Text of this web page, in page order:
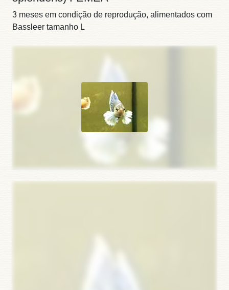
3 meses em condição de reprodução, alimentados com
Bassleer tamanho L